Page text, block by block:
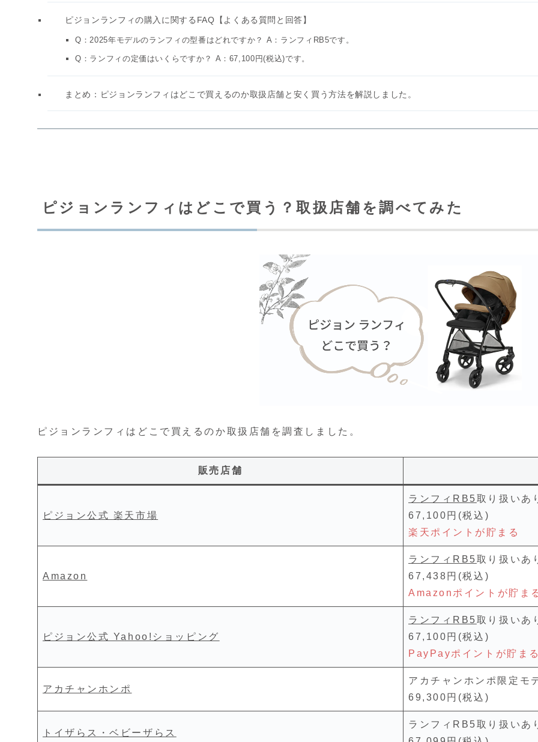
ピジョンランフィの購入に関するFAQ【よくある質問と回答】
Q：2025年モデルのランフィの型番はどれですか？ A：ランフィRB5です。
Q：ランフィの定価はいくらですか？ A：67,100円(税込)です。
まとめ：ピジョンランフィはどこで買えるのか取扱店舗と安く買う方法を解説しました。
ピジョンランフィはどこで買う？取扱店舗を調べてみた
ピジョンランフィはどこで買えるのか取扱店舗を調査しました。
販売店舗
ピジョン公式 楽天市場
ランフィRB5取り扱いあ
67,100円(税込)
楽天ポイントが貯まる
Amazon
ランフィRB5取り扱いあ
67,438円(税込)
Amazonポイントが貯ま
ピジョン公式 Yahoo!ショッピング
ランフィRB5取り扱いあ
67,100円(税込)
PayPayポイントが貯ま
アカチャンホンポ
アカチャンホンポ限定モ
69,300円(税込)
トイザらス・ベビーザらス
ランフィRB5取り扱いあ